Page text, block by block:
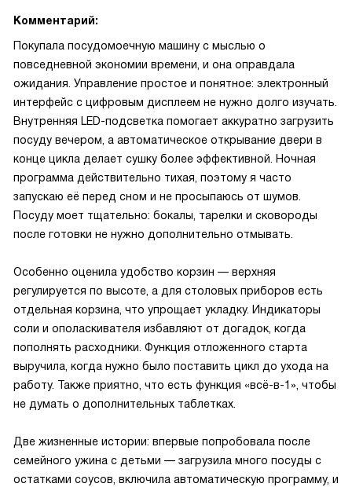
Комментарий:
Покупала посудомоечную машину с мыслью о
повседневной экономии времени, и она оправдала
ожидания. Управление простое и понятное: электронный
интерфейс с цифровым дисплеем не нужно долго изучать.
Внутренняя LED-подсветка помогает аккуратно загрузить
посуду вечером, а автоматическое открывание двери в
конце цикла делает сушку более эффективной. Ночная
программа действительно тихая, поэтому я часто
запускаю её перед сном и не просыпаюсь от шумов.
Посуду моет тщательно: бокалы, тарелки и сковороды
после готовки не нужно дополнительно отмывать.
Особенно оценила удобство корзин — верхняя
регулируется по высоте, а для столовых приборов есть
отдельная корзина, что упрощает укладку. Индикаторы
соли и ополаскивателя избавляют от догадок, когда
пополнять расходники. Функция отложенного старта
выручила, когда нужно было поставить цикл до ухода на
работу. Также приятно, что есть функция «всё-в-1», чтобы
не думать о дополнительных таблетках.
Две жизненные истории: впервые попробовала после
семейного ужина с детьми — загрузила много посуды с
остатками соусов, включила автоматическую программу, и